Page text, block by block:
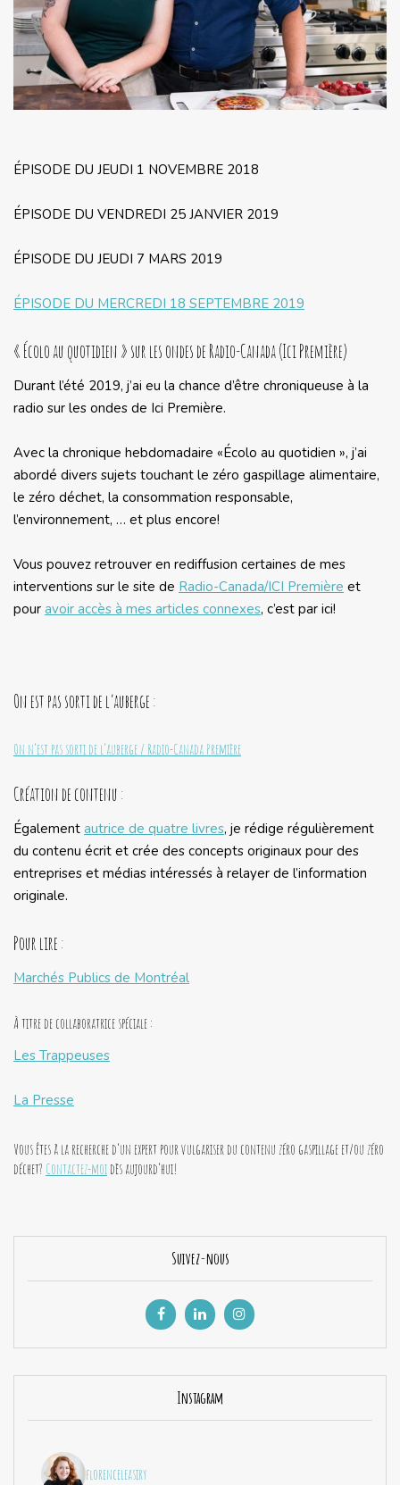
ÉPISODE DU JEUDI 1 NOVEMBRE 2018
ÉPISODE DU VENDREDI 25 JANVIER 2019
ÉPISODE DU JEUDI 7 MARS 2019
ÉPISODE DU MERCREDI 18 SEPTEMBRE 2019
« Écolo au quotidien » sur les ondes de Radio-Canada (Ici Première)
Durant l’été 2019, j’ai eu la chance d’être chroniqueuse à la
radio sur les ondes de Ici Première.
Avec la chronique hebdomadaire «Écolo au quotidien », j’ai
abordé divers sujets touchant le zéro gaspillage alimentaire,
le zéro déchet, la consommation responsable,
l’environnement, … et plus encore!
Vous pouvez retrouver en rediffusion certaines de mes
interventions sur le site de Radio-Canada/ICI Première et
pour avoir accès à mes articles connexes, c’est par ici!
On est pas sorti de l’auberge :
On n’est pas sorti de l’auberge / Radio-Canada Première
Création de contenu :
Également autrice de quatre livres, je rédige régulièrement
du contenu écrit et crée des concepts originaux pour des
entreprises et médias intéressés à relayer de l’information
originale.
Pour lire :
Marchés Publics de Montréal
À titre de collaboratrice spéciale :
Les Trappeuses
La Presse
Vous êtes à la recherche d’un expert pour vulgariser du contenu zéro gaspillage et/ou zéro
déchet? Contactez-moi dès aujourd’hui!
Suivez-nous
Instagram
florenceleasiry